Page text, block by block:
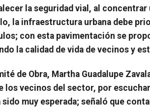
la seguridad vial, al
la infraestructura urbana debe
con esta pavimentación se
la calidad de vida de vecinos y
de Obra, Martha Guadalupe
los vecinos del sector, por
sido muy esperada; señaló que